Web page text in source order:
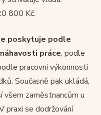
800 Kč.
poskytuje podle
práce, podle
pracovní výkonnosti
Současně pak ukládá,
všem zaměstnancům u
praxi se dodržování